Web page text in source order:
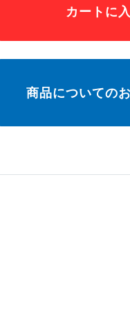
カートに
商品についての